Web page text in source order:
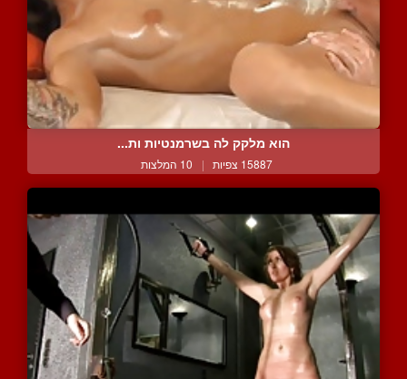
הוא מלקק לה בשרמנטיות ות...
15887 צפיות | 10 המלצות